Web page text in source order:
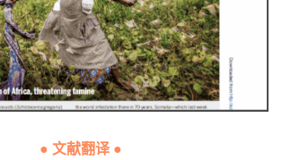
● 文献翻译 ●